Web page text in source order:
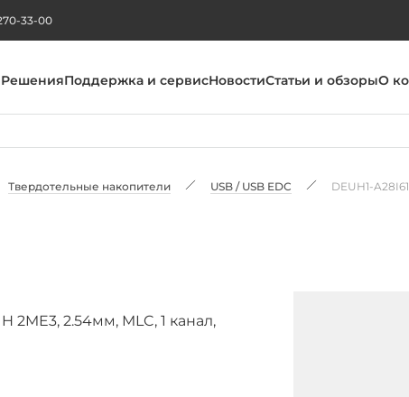
33-00
РешенияПоддержка и сервисНовостиСтатьи и обзорыО
Твердотельные накопители USB / USB EDC DEUH1-
2ME3, 2.54мм, MLC, 1 канал,